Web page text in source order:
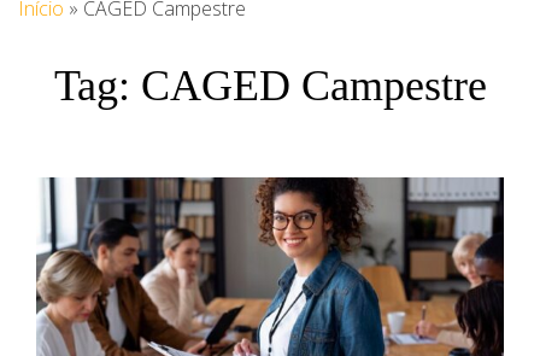
Início » CAGED Campestre
Tag: CAGED Campestre